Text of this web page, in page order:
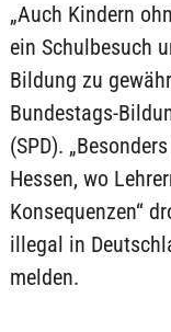
„Auch Kindern
ein Schulbesuch
Bildung zu
Bundestags-
(SPD).
Hessen, wo
Konsequenzen“
illegal in
melden.